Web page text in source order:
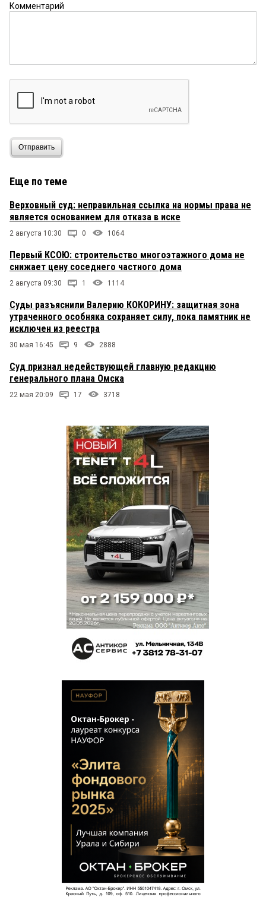
Комментарий
Отправить
Еще по теме
Верховный суд: неправильная ссылка на нормы права не
является основанием для отказа в иске
2 августа 10:30 0 1064
Первый КСОЮ: строительство многоэтажного дома не
снижает цену соседнего частного дома
2 августа 09:30 1 1114
Суды разъяснили Валерию КОКОРИНУ: защитная зона
утраченного особняка сохраняет силу, пока памятник не
исключен из реестра
30 мая 16:45 9 2888
Суд признал недействующей главную редакцию
генерального плана Омска
22 мая 20:09 17 3718